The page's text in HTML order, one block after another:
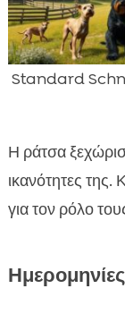
Standard
Η ράτσα
ικανότητες
για τον ρόλο